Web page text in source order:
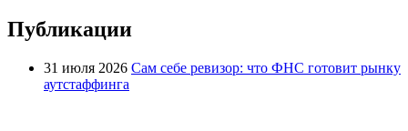
Публикации
31 июля 2026 Сам себе ревизор: что ФНС готовит рынку
аутстаффинга